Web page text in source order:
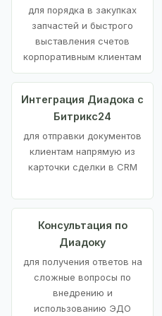
для порядка в закупках
запчастей и быстрого
выставления счетов
корпоративным клиентам
Интеграция Диадока с
Битрикс24
для отправки документов
клиентам напрямую из
карточки сделки в CRM
Консультация по
Диадоку
для получения ответов на
сложные вопросы по
внедрению и
использованию ЭДО